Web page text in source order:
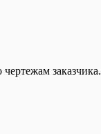
заказчика.